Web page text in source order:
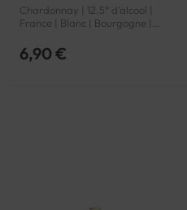
Chardonnay | 12.5° d'alcool |
France | Blanc | Bourgogne |
6,90 €